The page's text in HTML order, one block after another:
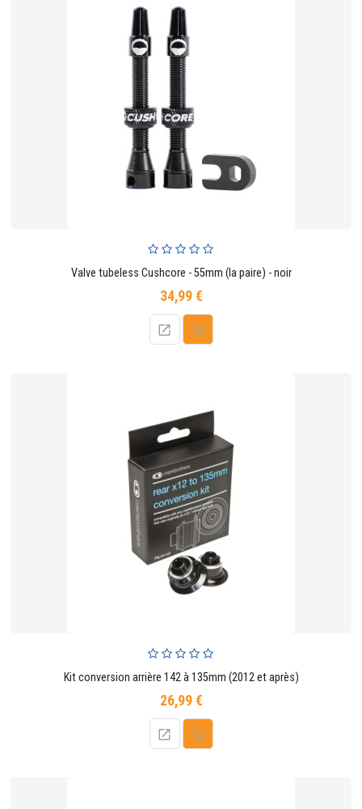
Valve tubeless Cushcore - 55mm (la paire) - noir
34,99 €Prix
Kit conversion arrière 142 à 135mm (2012 et après)
26,99 €Prix